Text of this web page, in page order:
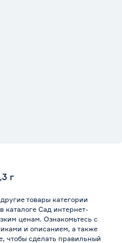
г
товары категории
каталоге Сад интернет-
ценам. Ознакомьтесь с
и описанием, а также
чтобы сделать правильный